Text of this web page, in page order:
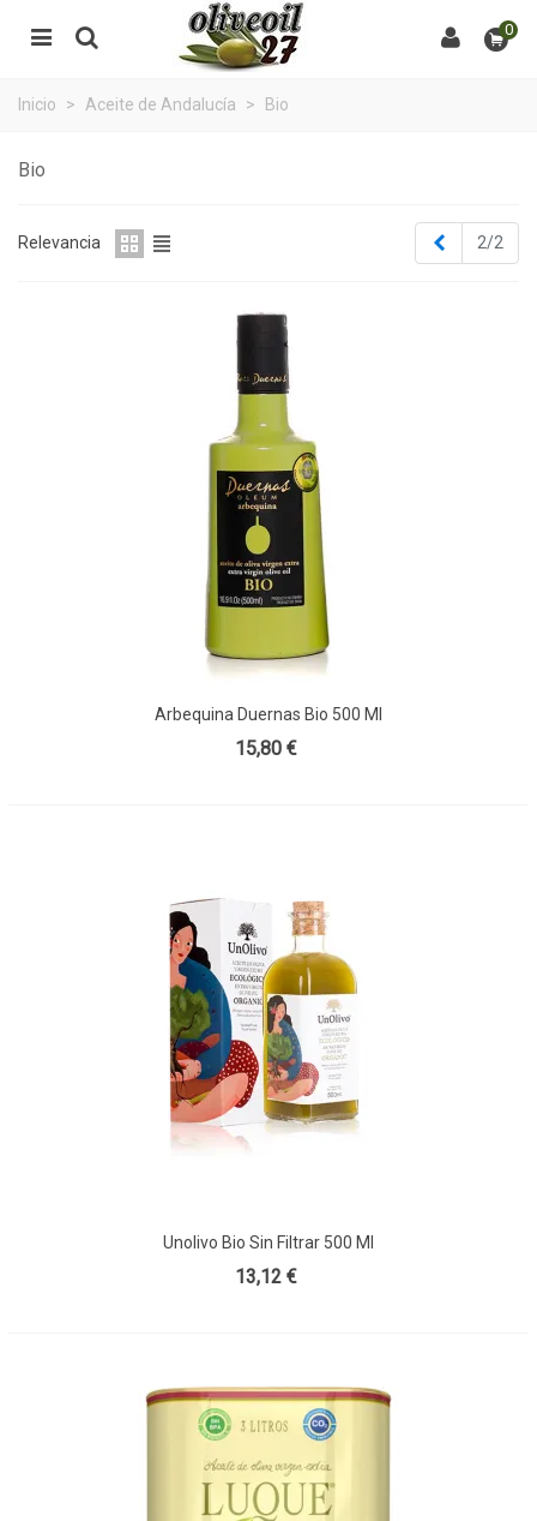
0
Inicio > Aceite de Andalucía > Bio
Bio
Relevancia Anterior
2/2
Arbequina Duernas Bio 500 Ml
15,80 €
Unolivo Bio Sin Filtrar 500 Ml
13,12 €